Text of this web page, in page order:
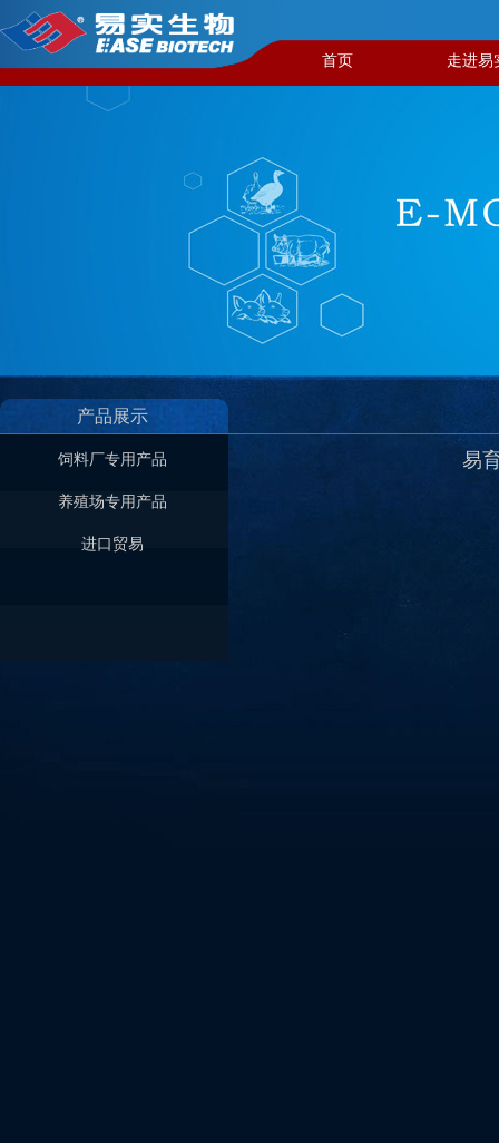
首页 走进易
产品展示
饲料厂专用产品
养殖场专用产品
进口贸易
易